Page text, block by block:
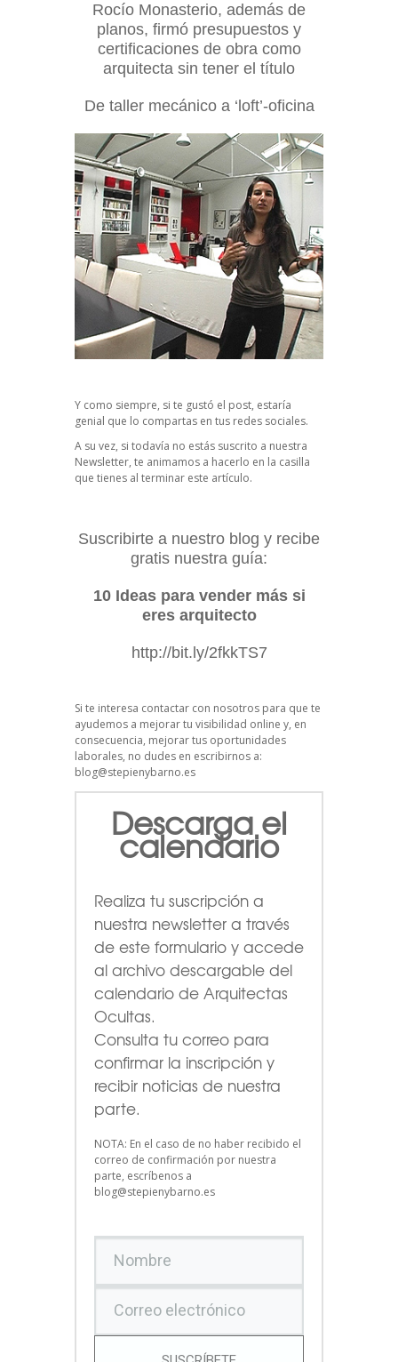
Rocío Monasterio, además de
planos, firmó presupuestos y
certificaciones de obra como
arquitecta sin tener el título
De taller mecánico a ‘loft’-oficina
Y como siempre, si te gustó el post, estaría
genial que lo compartas en tus redes sociales.
A su vez, si todavía no estás suscrito a nuestra
Newsletter, te animamos a hacerlo en la casilla
que tienes al terminar este artículo.
Suscribirte a nuestro blog y recibe
gratis nuestra guía:
10 Ideas para vender más si
eres arquitecto
http://bit.ly/2fkkTS7
Si te interesa contactar con nosotros para que te
ayudemos a mejorar tu visibilidad online y, en
consecuencia, mejorar tus oportunidades
laborales, no dudes en escribirnos a:
blog@stepienybarno.es
Descarga el
calendario
Realiza tu suscripción a
nuestra newsletter a través
de este formulario y accede
al archivo descargable del
calendario de Arquitectas
Ocultas.
Consulta tu correo para
confirmar la inscripción y
recibir noticias de nuestra
parte.
NOTA: En el caso de no haber recibido el
correo de confirmación por nuestra
parte, escríbenos a
blog@stepienybarno.es